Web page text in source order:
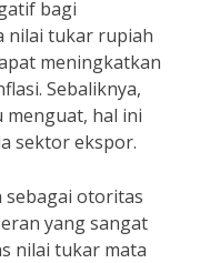
bagi
nilai tukar rupiah
meningkatkan
Sebaliknya,
hal ini
sektor ekspor.
sebagai otoritas
yang sangat
nilai tukar mata